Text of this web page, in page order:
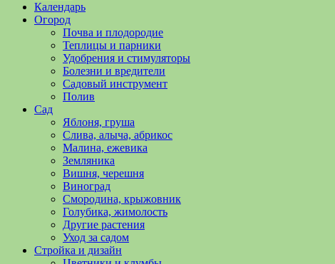
Огородничество
огородничество
полезные
уходу
овощами,
растениями
Поможем
обустройстве
Календарь
Огород
Почва и плодородие
Теплицы и парники
Удобрения и стимуляторы
Болезни и вредители
Садовый инструмент
Полив
Сад
Яблоня, груша
Слива, алыча, абрикос
Малина, ежевика
Земляника
Вишня, черешня
Виноград
Смородина, крыжовник
Голубика, жимолость
Другие растения
Уход за садом
Стройка и дизайн